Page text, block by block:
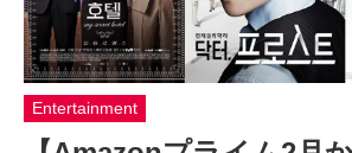
Entertainment